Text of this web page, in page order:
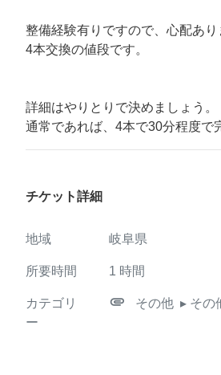
整備経験有りですので、心配あり
4本交換の値段です。
詳細はやりとりで決めましょう。
通常であれば、4本で30分程度で
チケット詳細
地域 岐阜県
所要時間 1 時間
カテゴリ
ー
attachment その他 ▸ その